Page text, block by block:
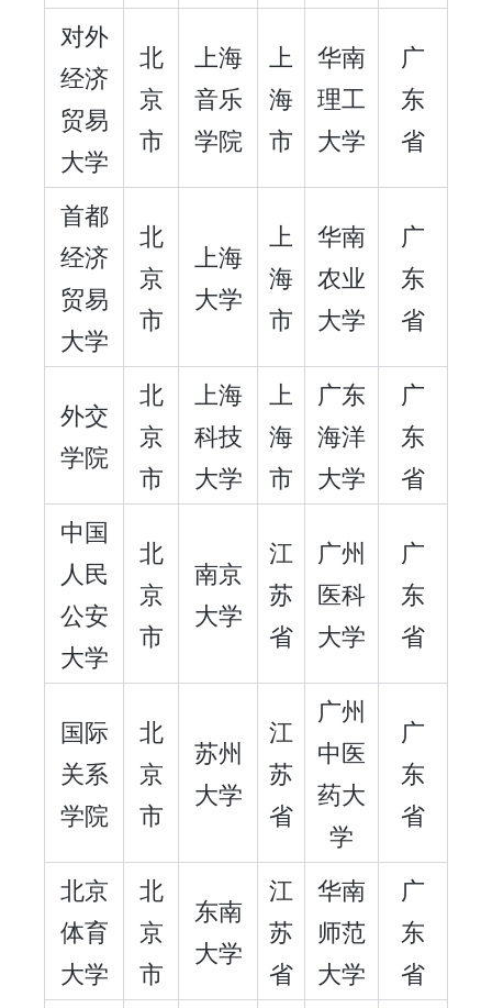
对外
经济
贸易
大学
北
京
市
上海
音乐
学院
上
海
市
华南
理工
大学
广
东
省
首都
经济
贸易
大学
北
京
市
上海
大学
上
海
市
华南
农业
大学
广
东
省
外交
学院
北
京
市
上海
科技
大学
上
海
市
广东
海洋
大学
广
东
省
中国
人民
公安
大学
北
京
市
南京
大学
江
苏
省
广州
医科
大学
广
东
省
国际
关系
学院
北
京
市
苏州
大学
江
苏
省
广州
中医
药大
学
广
东
省
北京
体育
大学
北
京
市
东南
大学
江
苏
省
华南
师范
大学
广
东
省